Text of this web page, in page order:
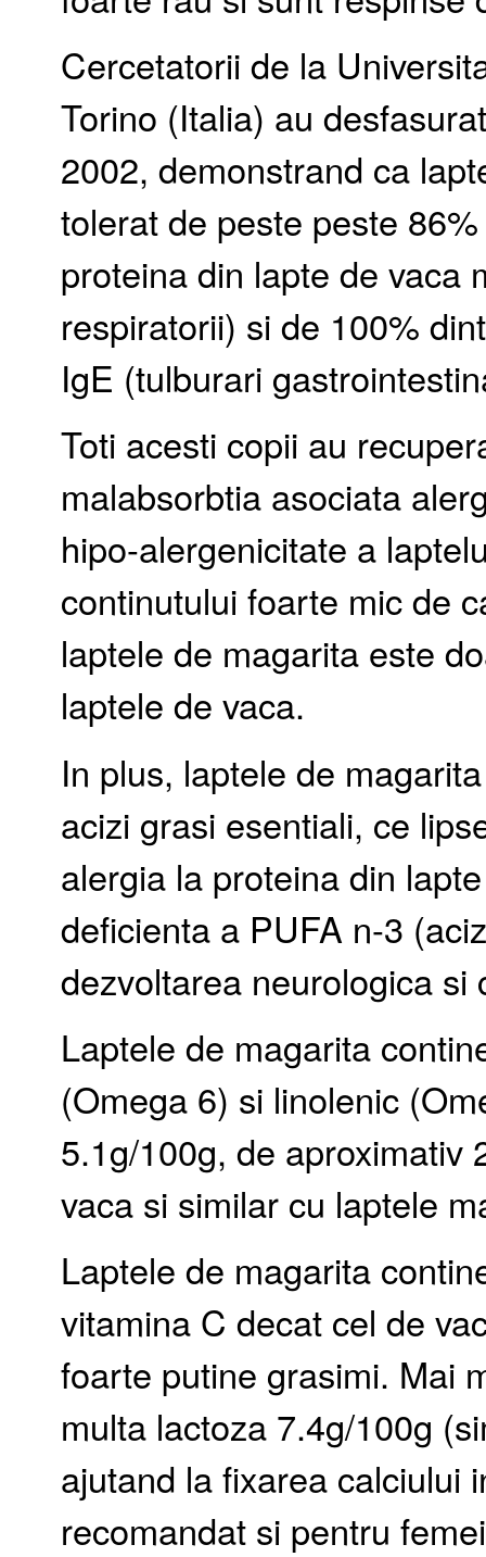
Cercetatorii de la
Torino (Italia) au
2002, demonstrand ca
tolerat de peste peste
proteina din lapte de vaca
respiratorii) si de 100%
IgE (tulburari
Toti acesti copii au
malabsorbtia asociata
hipo-alergenicitate a
continutului foarte mic de
laptele de magarita este
laptele de vaca.
In plus, laptele de
acizi grasi esentiali, ce
alergia la proteina din
deficienta a PUFA n-3
dezvoltarea neurologica si
Laptele de magarita
(Omega 6) si linolenic
5.1g/100g, de aproximativ
vaca si similar cu laptele
Laptele de magarita
vitamina C decat cel de
foarte putine grasimi. Mai
multa lactoza 7.4g/100g
ajutand la fixarea calciului
recomandat si pentru